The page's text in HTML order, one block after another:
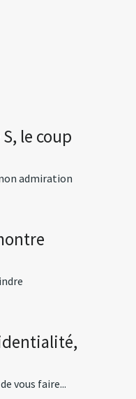
le coup
admiration
vous faire...